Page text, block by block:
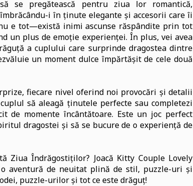
să se pregătească pentru ziua lor romantică,
îmbrăcându-i în ținute elegante și accesorii care îi
e tot—există inimi ascunse răspândite prin tot
un plus de emoție experienței. În plus, vei avea
a cuplului care surprinde dragostea dintre
un moment dulce împărtășit de cele două
fiecare nivel oferind noi provocări și detalii
să aleagă ținutele perfecte sau completezi
de momente încântătoare. Este un joc perfect
dragostei și să se bucure de o experiență de
Ziua Îndrăgostiților? Joacă Kitty Couple Lovely
aventură de neuitat plină de stil, puzzle-uri și
puzzle-urilor și tot ce este drăguț!